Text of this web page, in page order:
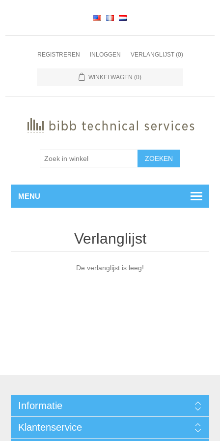
REGISTREREN INLOGGEN VERLANGLIJST (0)
WINKELWAGEN (0)
ZOEKEN
MENU
Verlanglijst
De verlanglijst is leeg!
Informatie
Klantenservice